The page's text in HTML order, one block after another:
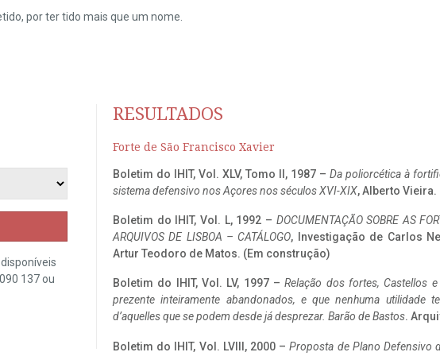
por ter tido mais que um nome.
137 ou
RESULTADOS
Forte de São Francisco Xavier
Boletim do IHIT, Vol. XLV, Tomo II, 1987 – Da poliorcética à
sistema defensivo nos Açores nos séculos XVI-XIX, Alberto
Boletim do IHIT, Vol. L, 1992 – DOCUMENTAÇÃO SOBRE AS
ARQUIVOS DE LISBOA – CATÁLOGO, Investigação de Carlos
Artur Teodoro de Matos. (Em construção)
Boletim do IHIT, Vol. LV, 1997 –Relação dos fortes, Castellos
prezente inteiramente abandonados, e que nenhuma utilidade
d’aquelles que se podem desde já desprezar. Barão de Bastos.
Boletim do IHIT, Vol. LVIII, 2000 –Proposta de Plano Defensivo